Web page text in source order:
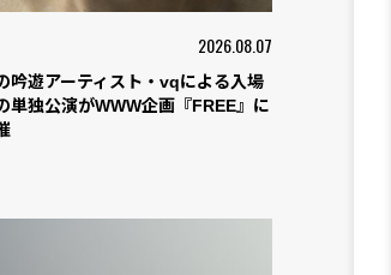
2026.08.07
吟遊アーティスト・vqによる入場
単独公演がWWW企画『FREE』に